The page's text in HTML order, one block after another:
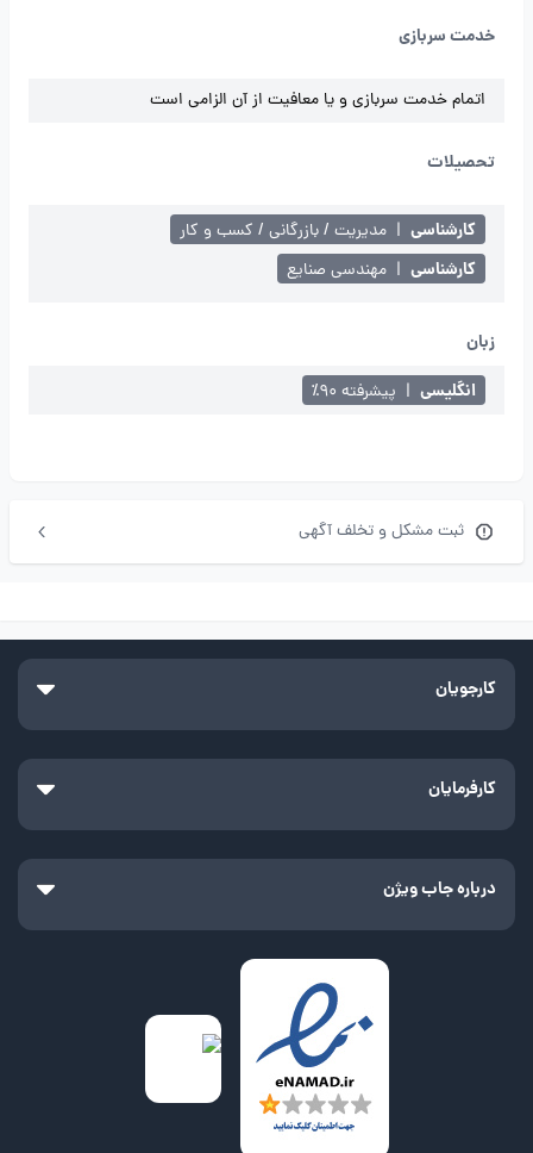
خدمت سربازی
اتمام خدمت سربازی و یا معافیت از آن الزامی است
تحصیلات
کارشناسی | مدیریت / بازرگانی / کسب و کار
کارشناسی | مهندسی صنایع
زبان
انگلیسی | پیشرفته ۹۰٪
ثبت مشکل و تخلف آگهی
کارجویان
کارفرمایان
درباره جاب ویژن